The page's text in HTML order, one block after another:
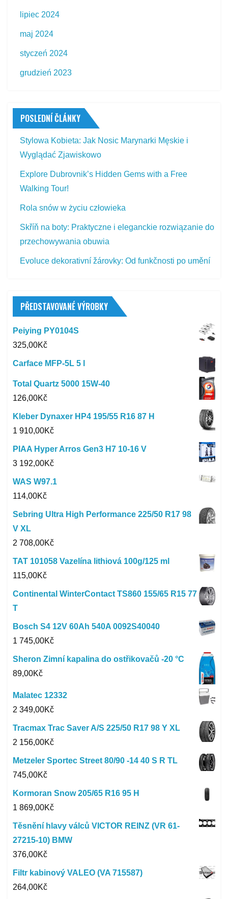
lipiec 2024
maj 2024
styczeń 2024
grudzień 2023
POSLEDNÍ ČLÁNKY
Stylowa Kobieta: Jak Nosic Marynarki Męskie i
Wyglądać Zjawiskowo
Explore Dubrovnik’s Hidden Gems with a Free
Walking Tour!
Rola snów w życiu człowieka
Skříň na boty: Praktyczne i eleganckie rozwiązanie do
przechowywania obuwia
Evoluce dekorativní žárovky: Od funkčnosti po umění
PŘEDSTAVOVANÉ VÝROBKY
Peiying PY0104S
325,00Kč
Carface MFP-5L 5 l
Total Quartz 5000 15W-40
126,00Kč
Kleber Dynaxer HP4 195/55 R16 87 H
1 910,00Kč
PIAA Hyper Arros Gen3 H7 10-16 V
3 192,00Kč
WAS W97.1
114,00Kč
Sebring Ultra High Performance 225/50 R17 98
V XL
2 708,00Kč
TAT 101058 Vazelína lithiová 100g/125 ml
115,00Kč
Continental WinterContact TS860 155/65 R15 77
T
Bosch S4 12V 60Ah 540A 0092S40040
1 745,00Kč
Sheron Zimní kapalina do ostřikovačů -20 °C
89,00Kč
Malatec 12332
2 349,00Kč
Tracmax Trac Saver A/S 225/50 R17 98 Y XL
2 156,00Kč
Metzeler Sportec Street 80/90 -14 40 S R TL
745,00Kč
Kormoran Snow 205/65 R16 95 H
1 869,00Kč
Těsnění hlavy válců VICTOR REINZ (VR 61-
27215-10) BMW
376,00Kč
Filtr kabinový VALEO (VA 715587)
264,00Kč